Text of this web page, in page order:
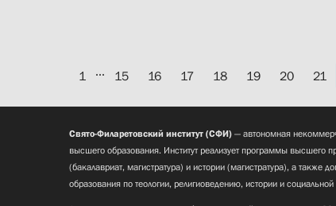
1 ... 15 16 17 18 19 20 21
Свято-Филаретовский институт (СФИ) — автономная
высшего образования. Институт реализует программы высшего
(бакалавриат, магистратура) и истории (магистратура), а также
образования по теологии, религиоведению, истории и